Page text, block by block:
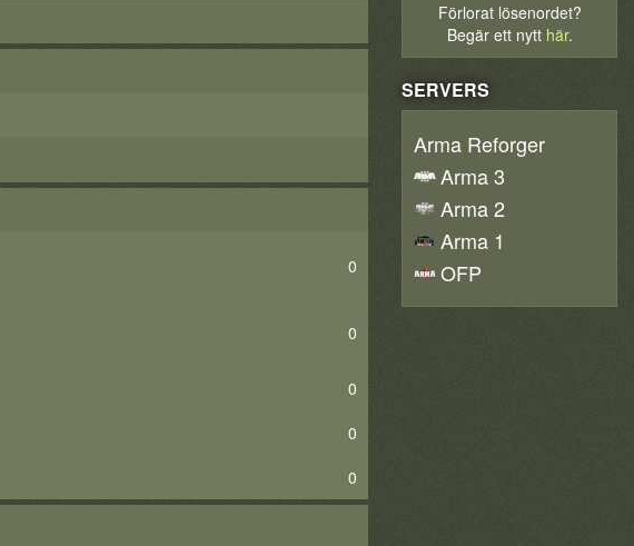
0
0
0
0
0
Förlorat lösenordet?
Begär ett nytt här.
SERVERS
Arma Reforger
Arma 3
Arma 2
Arma 1
OFP